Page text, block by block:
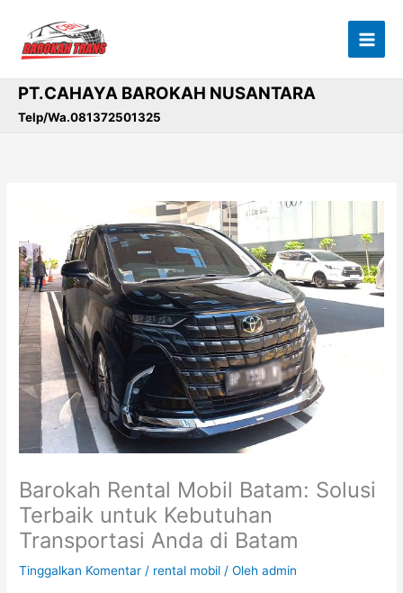
konten
PT.CAHAYA BAROKAH NUSANTARA
Telp/Wa.081372501325
Barokah Rental Mobil Batam: Solusi
Terbaik untuk Kebutuhan
Transportasi Anda di Batam
Tinggalkan Komentar / rental mobil / Olehadmin